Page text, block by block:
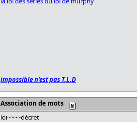
impossible n'est pas T.L.D
Association de mots
loi~~~~décret